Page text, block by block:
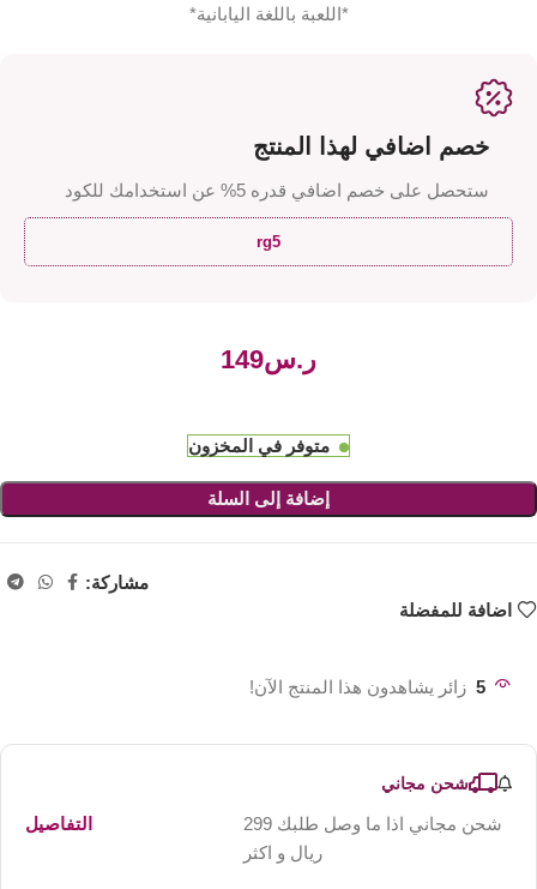
*اللعبة باللغة اليابانية*
خصم اضافي لهذا المنتج
ستحصل على خصم اضافي قدره 5% عن استخدامك للكود
rg5
ر.س
متوفر في المخزون
إضافة إلى السلة
مشاركة:
اضافة للمفضلة
5 زائر يشاهدون هذا المنتج الآن!
شحن مجاني
شحن مجاني اذا ما وصل طلبك 299
ريال و اكثر
التفاصيل